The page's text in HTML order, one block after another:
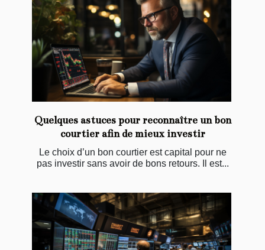
Quelques astuces pour reconnaître un bon
courtier afin de mieux investir
Le choix d’un bon courtier est capital pour ne
pas investir sans avoir de bons retours. Il est...